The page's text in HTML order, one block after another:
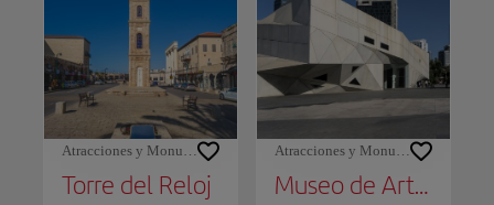
Atracciones y Monumentos
Torre del Reloj
Atracciones y Monumentos
Museo de Arte de Tel Aviv